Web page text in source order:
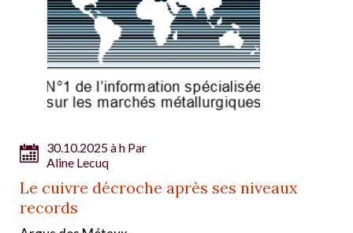
30.10.2025 à h Par
Aline Lecuq
Le cuivre décroche après ses niveaux
records